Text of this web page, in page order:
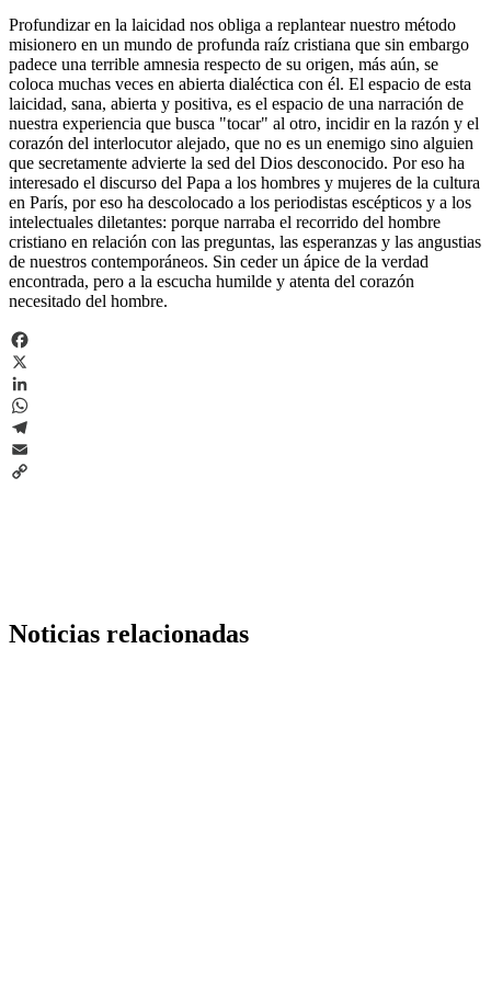
Profundizar en la laicidad nos obliga a replantear nuestro método
misionero en un mundo de profunda raíz cristiana que sin embargo
padece una terrible amnesia respecto de su origen, más aún, se
coloca muchas veces en abierta dialéctica con él. El espacio de esta
laicidad, sana, abierta y positiva, es el espacio de una narración de
nuestra experiencia que busca "tocar" al otro, incidir en la razón y el
corazón del interlocutor alejado, que no es un enemigo sino alguien
que secretamente advierte la sed del Dios desconocido. Por eso ha
interesado el discurso del Papa a los hombres y mujeres de la cultura
en París, por eso ha descolocado a los periodistas escépticos y a los
intelectuales diletantes: porque narraba el recorrido del hombre
cristiano en relación con las preguntas, las esperanzas y las angustias
de nuestros contemporáneos. Sin ceder un ápice de la verdad
encontrada, pero a la escucha humilde y atenta del corazón
necesitado del hombre.
Facebook
X
LinkedIn
WhatsApp
Telegram
Email
Noticias relacionadas